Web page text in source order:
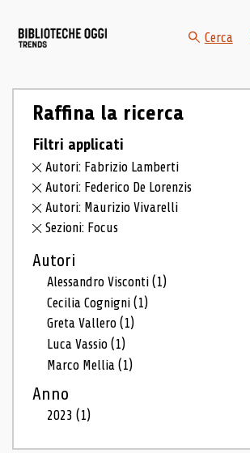
Cerca
Raffina la ricerca
Filtri applicati
Autori: Fabrizio Lamberti
Autori: Federico De Lorenzis
Autori: Maurizio Vivarelli
Sezioni: Focus
Autori
Alessandro Visconti(1)
Cecilia Cognigni(1)
Greta Vallero(1)
Luca Vassio(1)
Marco Mellia(1)
Anno
2023(1)